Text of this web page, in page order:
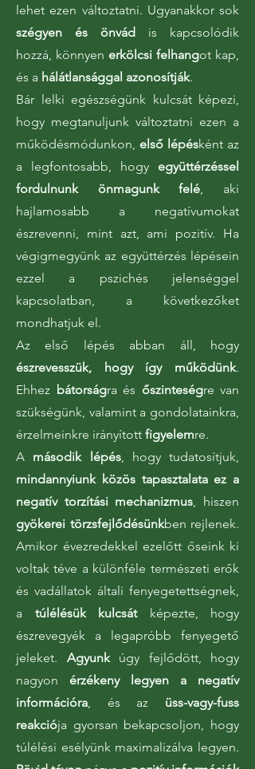
lehet ezen változtatni. Ugyanakkor sok
szégyen és önvád is kapcsolódik
hozzá, könnyen erkölcsi felhangot kap,
és a hálátlansággal azonosítják.
Bár lelki egészségünk kulcsát képezi,
hogy megtanuljunk változtatni ezen a
működésmódunkon, első lépésként az
a legfontosabb, hogy együttérzéssel
fordulnunk önmagunk felé, aki
hajlamosabb a negatívumokat
észrevenni, mint azt, ami pozitív. Ha
végigmegyünk az együttérzés lépésein
ezzel a pszichés jelenséggel
kapcsolatban, a következőket
mondhatjuk el.
Az első lépés abban áll, hogy
észrevesszük, hogy így működünk.
Ehhez bátorságra és őszinteségre van
szükségünk, valamint a gondolatainkra,
érzelmeinkre irányított figyelemre.
A második lépés, hogy tudatosítjuk,
mindannyiunk közös tapasztalata ez a
negatív torzítási mechanizmus, hiszen
gyökerei törzsfejlődésünkben rejlenek.
Amikor évezredekkel ezelőtt őseink ki
voltak téve a különféle természeti erők
és vadállatok általi fenyegetettségnek,
a túlélésük kulcsátképezte, hogy
észrevegyék a legapróbb fenyegető
jeleket. Agyunkúgy fejlődött, hogy
nagyon érzékeny legyen a negatív
információra, és az üss-vagy-fuss
reakciója gyorsan bekapcsoljon, hogy
túlélési esélyünk maximalizálva legyen.